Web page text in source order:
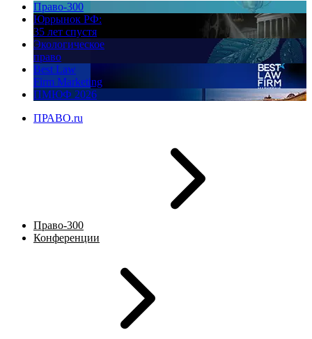
Право-300
Юррынок РФ:
35 лет спустя
Экологическое
право
Best Law
Firm Marketing
ПМЮФ 2026
ПРАВО.ru
Право-300
Конференции